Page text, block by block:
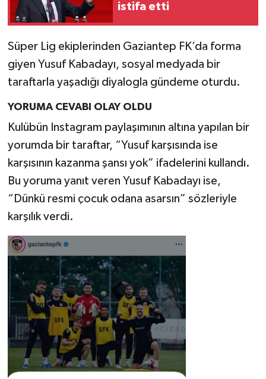
istifa etti
Süper Lig ekiplerinden Gaziantep FK’da forma
giyen Yusuf Kabadayı, sosyal medyada bir
taraftarla yaşadığı diyalogla gündeme oturdu.
YORUMA CEVABI OLAY OLDU
Kulübün Instagram paylaşımının altına yapılan bir
yorumda bir taraftar, “Yusuf karşısında ise
karşısının kazanma şansı yok” ifadelerini kullandı.
Bu yoruma yanıt veren Yusuf Kabadayı ise,
“Dünkü resmi çocuk odana asarsın” sözleriyle
karşılık verdi.